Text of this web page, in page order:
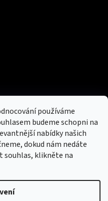
používáme
budeme schopni na
nabídky našich
dokud nám nedáte
souhlas, klikněte na
tašky a peněženky